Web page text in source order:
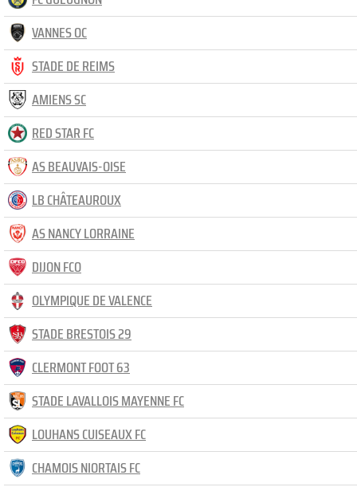
VANNES OC
STADE DE REIMS
AMIENS SC
RED STAR FC
AS BEAUVAIS-OISE
LB CHÂTEAUROUX
AS NANCY LORRAINE
DIJON FCO
OLYMPIQUE DE VALENCE
STADE BRESTOIS 29
CLERMONT FOOT 63
STADE LAVALLOIS MAYENNE FC
LOUHANS CUISEAUX FC
CHAMOIS NIORTAIS FC